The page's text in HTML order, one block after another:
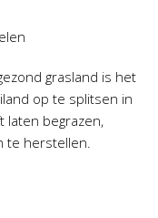
grasland is het
op te splitsen in
laten begrazen,
te herstellen.